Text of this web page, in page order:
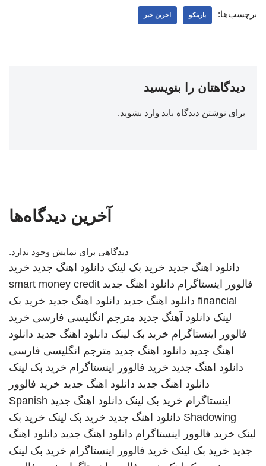
برچسب‌ها: بارینکو اخرین خبر
دیدگاهتان را بنویسید
برای نوشتن دیدگاه باید وارد بشوید.
آخرین دیدگاه‌ها
دیدگاهی برای نمایش وجود ندارد.
دانلود اهنگ جدید خرید بک لینک دانلود اهنگ جدید خرید
فالوور اینستاگرام دانلود اهنگ جدید smart money credit
financial دانلود اهنگ جدید دانلود اهنگ جدید خرید بک
لینک دانلود آهنگ جدید مترجم انگلیسی فارسی خرید
فالوور اینستاگرام خرید بک لینک دانلود اهنگ جدید دانلود
اهنگ جدید دانلود اهنگ جدید مترجم انگلیسی فارسی
دانلود اهنگ جدید خرید فالوور اینستاگرام خرید بک لینک
دانلود اهنگ جدید دانلود اهنگ جدید خرید فالوور
اینستاگرام خرید بک لینک دانلود اهنگ جدید Spanish
Shadowing دانلود اهنگ جدید خرید بک لینک خرید بک
لینک خرید فالوور اینستاگرام دانلود اهنگ جدید دانلود اهنگ
جدید خرید بک لینک خرید فالوور اینستاگرام خرید بک لینک